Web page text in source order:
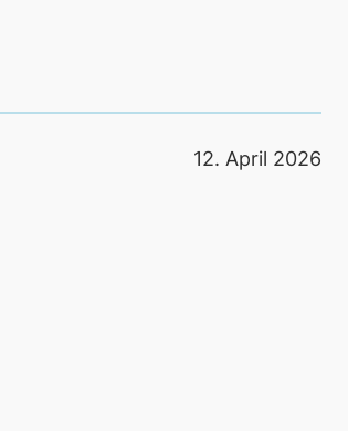
12. April 2026